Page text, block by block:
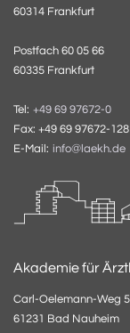
60314 Frankfurt
Postfach 60 05 66
60335 Frankfurt
Tel: +49 69 97672-0
Fax: +49 69 97672-128
E-Mail: info@laekh.de
Akademie für
Carl-Oelemann-Weg 5
61231 Bad Nauheim